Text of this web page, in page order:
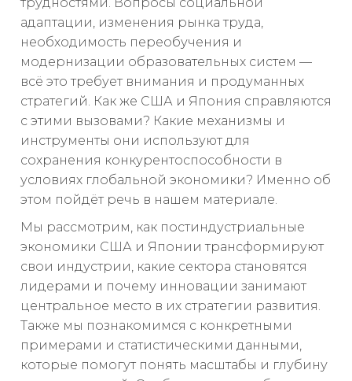
трудностями. Вопросы социальной
адаптации, изменения рынка труда,
необходимость переобучения и
модернизации образовательных систем —
всё это требует внимания и продуманных
стратегий. Как же США и Япония справляются
с этими вызовами? Какие механизмы и
инструменты они используют для
сохранения конкурентоспособности в
условиях глобальной экономики? Именно об
этом пойдёт речь в нашем материале.
Мы рассмотрим, как постиндустриальные
экономики США и Японии трансформируют
свои индустрии, какие сектора становятся
лидерами и почему инновации занимают
центральное место в их стратегии развития.
Также мы познакомимся с конкретными
примерами и статистическими данными,
которые помогут понять масштабы и глубину